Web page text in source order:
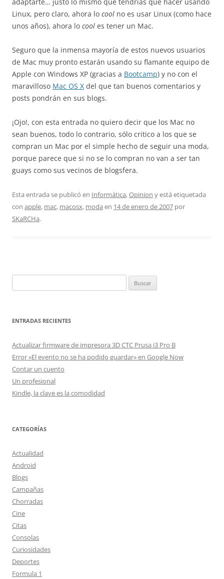
Linux, pero claro, ahora lo cool no es usar Linux (como hace
unos años), ahora lo cool es tener un Mac.
Seguro que la inmensa mayoría de estos nuevos usuarios
de Mac muy pronto estarán usando su flamante equipo de
Apple con Windows XP (gracias a Bootcamp) y no con el
maravilloso Mac OS X del que tan buenos comentarios y
posts pondrán en sus blogs.
¡Ojo!, con esta entrada no quiero decir que los Mac no
sean buenos, todo lo contrario, sólo critico a los que se
compran un Mac por el simple hecho de seguir una moda,
porque parece que si no se lo compran no van a ser tan
guays como sus vecinos de blogsfera.
Esta entrada se publicó en Informática,Opinion y está etiquetada
con apple, mac, macosx, moda en 14 de enero de 2007 por
SKaRCHa.
ENTRADAS RECIENTES
Actualizar firmware de impresora 3D CTC Prusa i3 Pro B
Error «El evento no se ha podido guardar» en Google Now
Contar un cuento
Un profesional
Kindle, la clave es la comodidad
CATEGORÍAS
Actualidad
Android
Blogs
Campañas
Chorradas
Cine
Citas
Consolas
Curiosidades
Deportes
Formula 1